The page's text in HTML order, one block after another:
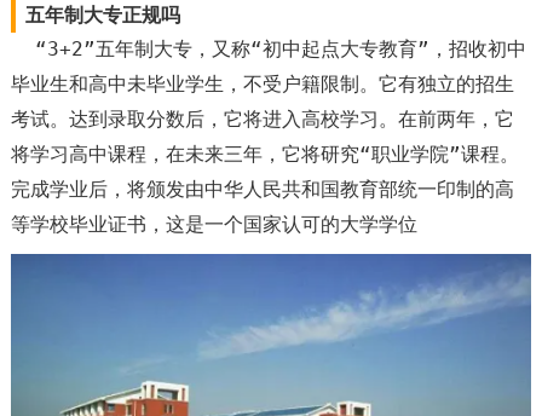
五年制大专正规吗
“3+2”五年制大专，又称“初中起点大专教育”，招收初中
毕业生和高中未毕业学生，不受户籍限制。它有独立的招生
考试。达到录取分数后，它将进入高校学习。在前两年，它
将学习高中课程，在未来三年，它将研究“职业学院”课程。
完成学业后，将颁发由中华人民共和国教育部统一印制的高
等学校毕业证书，这是一个国家认可的大学学位